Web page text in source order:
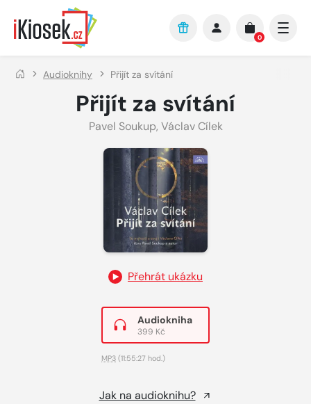
Přejít na hlavní obsah
0
Audioknihy Přijít za svítání
Přijít za svítání
Pavel Soukup, Václav Cílek
Přehrát ukázku
Audiokniha
399 Kč
MP3 (11:55:27 hod.)
Jak na audioknihu?